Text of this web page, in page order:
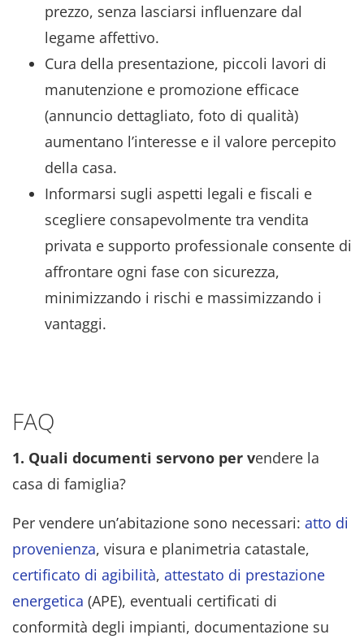
prezzo, senza lasciarsi influenzare dal
legame affettivo.
Cura della presentazione, piccoli lavori di
manutenzione e promozione efficace
(annuncio dettagliato, foto di qualità)
aumentano l’interesse e il valore percepito
della casa.
Informarsi sugli aspetti legali e fiscali e
scegliere consapevolmente tra vendita
privata e supporto professionale consente di
affrontare ogni fase con sicurezza,
minimizzando i rischi e massimizzando i
vantaggi.
FAQ
1. Quali documenti servono per vendere la
casa di famiglia?
Per vendere un’abitazione sono necessari: atto di
provenienza, visura e planimetria catastale,
certificato di agibilità, attestato di prestazione
energetica (APE), eventuali certificati di
conformità degli impianti, documentazione su